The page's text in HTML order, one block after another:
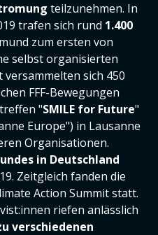
teilzunehmen. In
trafen sich rund 1.400
zum ersten von
selbst organisierten
sich 450
FFF-Bewegungen
"SMILE for Future"
Europe") in Lausanne
Organisationen.
in Deutschland
Zeitgleich fanden die
Action Summit statt.
riefen anlässlich
verschiedenen